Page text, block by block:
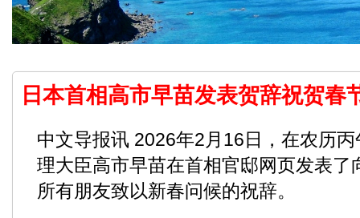
日本首相高市早苗发表贺辞祝贺春
中文导报讯 2026年2月16日，在农历
理大臣高市早苗在首相官邸网页发表了
所有朋友致以新春问候的祝辞。